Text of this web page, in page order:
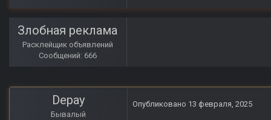
Злобная реклама
Расклейщик объявлений
Сообщений: 666
Depay
Бывалый
Опубликовано 13 февраля, 2025